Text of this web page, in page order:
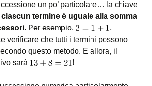
un po’ particolare… la chiave
ciascun termine è uguale alla somma
. Per esempio,
,
verificare che tutti i termini possono
questo metodo. E allora, il
sarà
!